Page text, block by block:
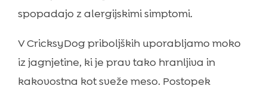
spopadajo z alergijskimi simptomi.
V CricksyDog priboljških uporabljamo moko
iz jagnjetine, ki je prav tako hranljiva in
kakovostna kot sveže meso. Postopek